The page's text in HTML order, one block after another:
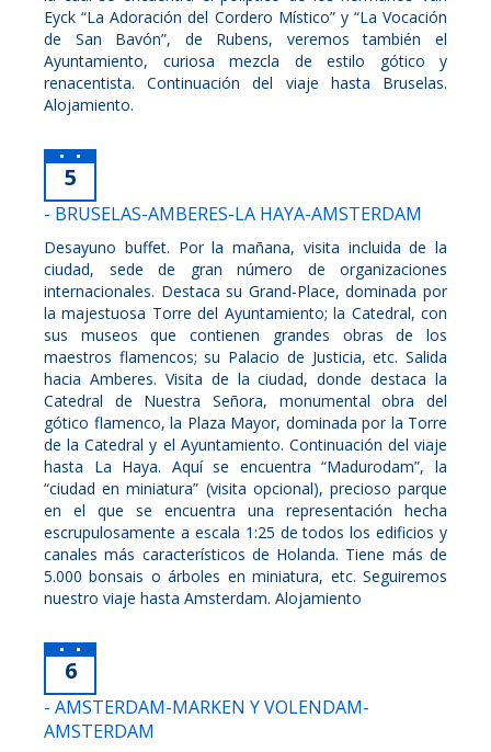
Eyck “La Adoración del Cordero Místico” y “La Vocación
de San Bavón”, de Rubens, veremos también el
Ayuntamiento, curiosa mezcla de estilo gótico y
renacentista. Continuación del viaje hasta Bruselas.
Alojamiento.
5
- BRUSELAS-AMBERES-LA HAYA-AMSTERDAM
Desayuno buffet. Por la mañana, visita incluida de la
ciudad, sede de gran número de organizaciones
internacionales. Destaca su Grand-Place, dominada por
la majestuosa Torre del Ayuntamiento; la Catedral, con
sus museos que contienen grandes obras de los
maestros flamencos; su Palacio de Justicia, etc. Salida
hacia Amberes. Visita de la ciudad, donde destaca la
Catedral de Nuestra Señora, monumental obra del
gótico flamenco, la Plaza Mayor, dominada por la Torre
de la Catedral y el Ayuntamiento. Continuación del viaje
hasta La Haya. Aquí se encuentra “Madurodam”, la
“ciudad en miniatura” (visita opcional), precioso parque
en el que se encuentra una representación hecha
escrupulosamente a escala 1:25 de todos los edificios y
canales más característicos de Holanda. Tiene más de
5.000 bonsais o árboles en miniatura, etc. Seguiremos
nuestro viaje hasta Amsterdam. Alojamiento
6
- AMSTERDAM-MARKEN Y VOLENDAM-
AMSTERDAM